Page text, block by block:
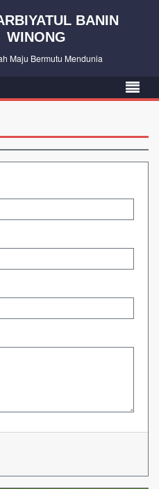
BANIN
WINONG
Maju Bermutu Mendunia